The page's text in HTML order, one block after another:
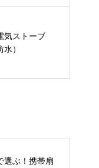
気ストーブ
）
選ぶ！携帯扇